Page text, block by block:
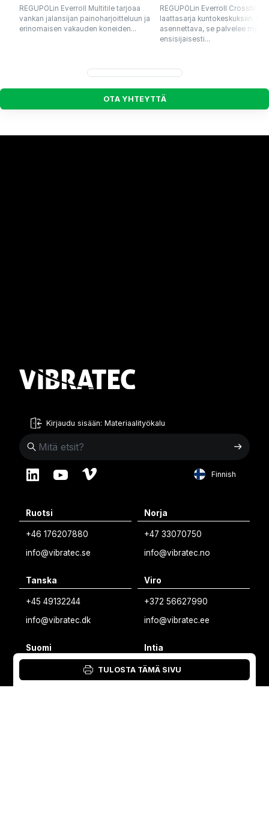
TULOSTA TÄMÄ SIVU
REGUPOLin Everroll Multitile tarjoaa
vankan jalansijan painoharjoitteluun ja
erinomaisen vakauden koneiden...
REGUPOLin Everroll Crosstile
laattasarja kuntokeskuksiin.
asennettava, se palvelee myös
ensisijaisesti...
OTA YHTEYTTÄ
Kirjaudu sisään: Materiaalityökalu
Finnish
Ruotsi
+46 176207880
info@vibratec.se
Norja
+47 33070750
info@vibratec.no
Tanska
+45 49132244
info@vibratec.dk
Viro
+372 56627990
info@vibratec.ee
Suomi
+35 8402589117
Intia
+91 7755996308